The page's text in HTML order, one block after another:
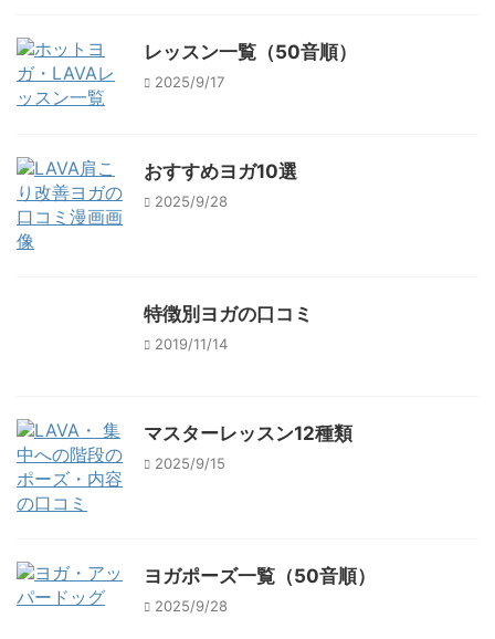
レッスン一覧（50音順）
2025/9/17
おすすめヨガ10選
2025/9/28
特徴別ヨガの口コミ
2019/11/14
マスターレッスン12種類
2025/9/15
ヨガポーズ一覧（50音順）
2025/9/28